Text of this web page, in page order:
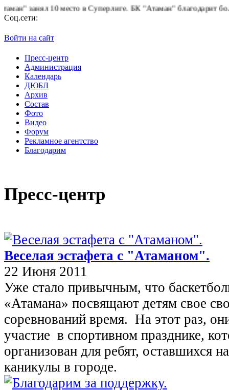
место в Суперлиге.БК "Атаман" благодарит болельщиков за
Соц.сети:
Войти на сайт
Пресс-центр
Администрация
Календарь
ДЮБЛ
Архив
Состав
Фото
Видео
Форум
Рекламное агентство
Благодарим
Пресс-центр
Веселая эстафета с "Атаманом".
22 Июня 2011
Уже стало привычным, что
«Атамана» посвящают детям свое
соревнований время. На этот раз,
участие в спортивном празднике,
организован для ребят, оставшихся
каникулы в городе.